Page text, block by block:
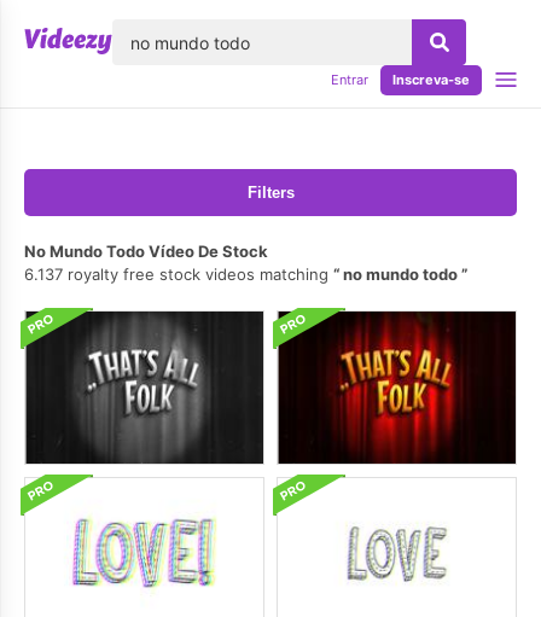
Entrar Inscreva-se
Filters
No Mundo Todo Vídeo De Stock
6.137 royalty free stock videos matching
no mundo todo